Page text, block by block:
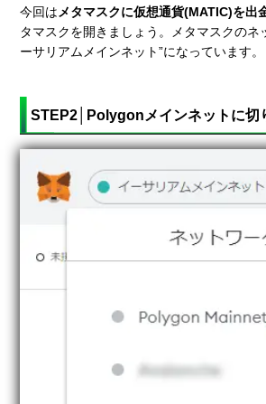
今回はメタマスクに仮想通貨(MATIC)を出
タマスクを開きましょう。メタマスクのネ
ーサリアムメインネット”になっています。
STEP2│Polygonメインネットに切